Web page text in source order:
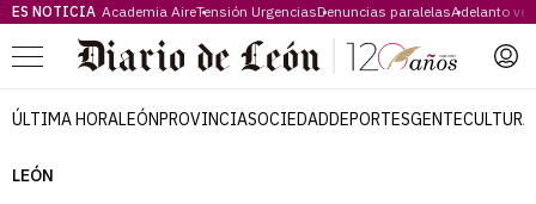
ES NOTICIA Academia AireTensión UrgenciasDenuncias paralelasAdelanto
Menú
ÚLTIMA HORALEÓNPROVINCIASOCIEDADDEPORTESGENTECULTURA
LEÓN